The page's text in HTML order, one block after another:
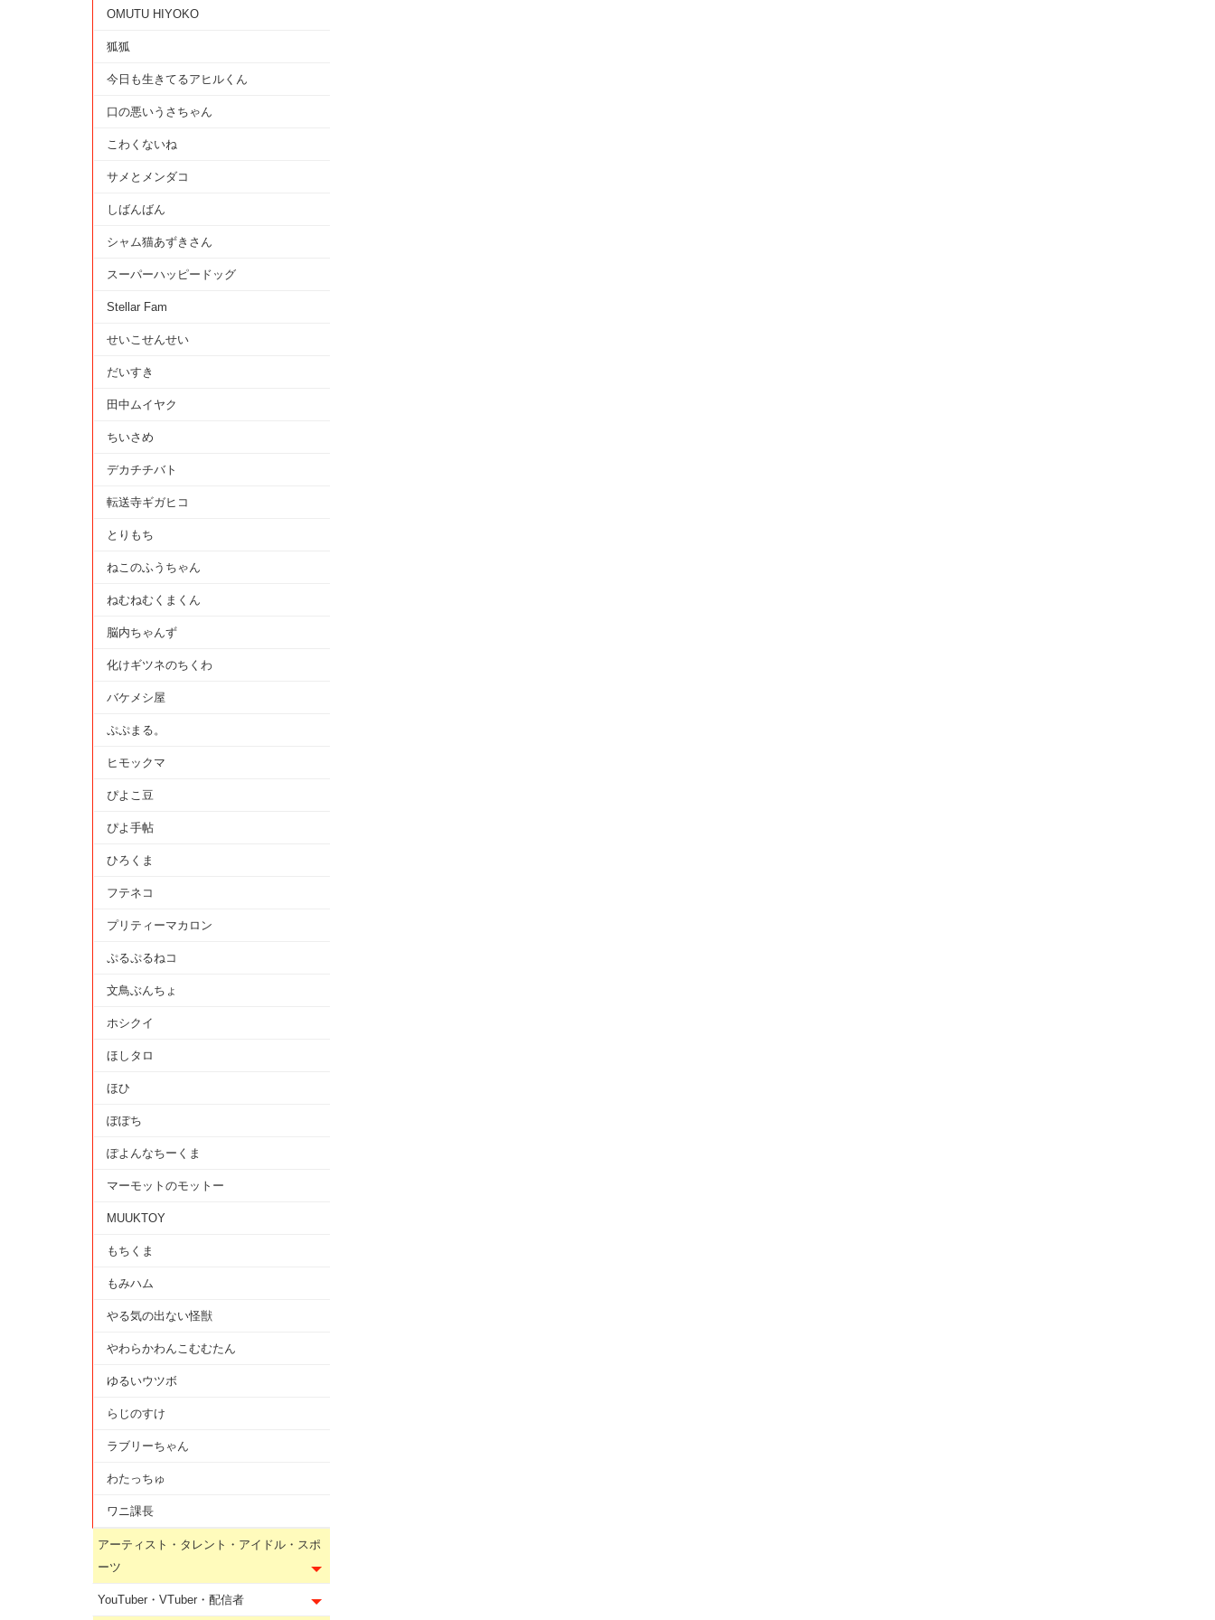
OMUTU HIYOKO
狐狐
今日も生きてるアヒルくん
口の悪いうさちゃん
こわくないね
サメとメンダコ
しばんばん
シャム猫あずきさん
スーパーハッピードッグ
Stellar Fam
せいこせんせい
だいすき
田中ムイヤク
ちいさめ
デカチチバト
転送寺ギガヒコ
とりもち
ねこのふうちゃん
ねむねむくまくん
脳内ちゃんず
化けギツネのちくわ
バケメシ屋
ぷぷまる。
ヒモックマ
ぴよこ豆
ぴよ手帖
ひろくま
フテネコ
プリティーマカロン
ぷるぷるねコ
文鳥ぶんちょ
ホシクイ
ほしタロ
ほひ
ぽぽち
ぽよんなちーくま
マーモットのモットー
MUUKTOY
もちくま
もみハム
やる気の出ない怪獣
やわらかわんこむむたん
ゆるいウツボ
らじのすけ
ラブリーちゃん
わたっちゅ
ワニ課長
アーティスト・タレント・アイドル・スポ
ーツ
YouTuber・VTuber・配信者